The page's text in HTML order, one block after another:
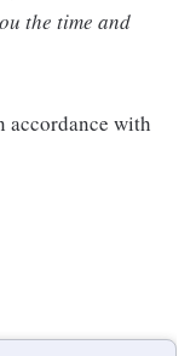
the time and
with